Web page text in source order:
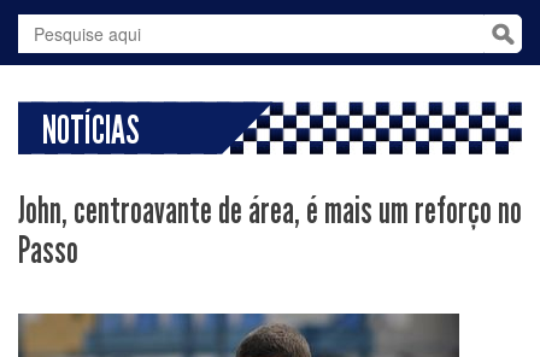
NOTÍCIAS
John, centroavante de área, é mais um reforço no
Passo